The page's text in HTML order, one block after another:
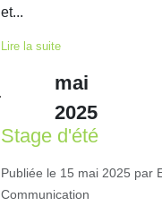
et...
Lire la suite
mai
2025
Stage d'été
Publiée le 15 mai 2025 par
Communication